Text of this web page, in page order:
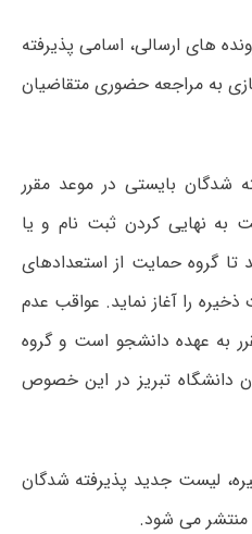
های ارسالی، اسامی پذیرفته
به مراجعه حضوری متقاضیان
شدگان بایستی در موعد مقرر
به نهایی کردن ثبت نام و یا
تا گروه حمایت از استعدادهای
را آغاز نماید. عواقب عدم
به عهده دانشجو است و گروه
دانشگاه تبریز در این خصوص
لیست جدید پذیرفته شدگان
می شود.